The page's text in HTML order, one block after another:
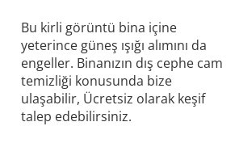
Bu kirli görüntü bina içine
yeterince güneş ışığı alımını da
engeller. Binanızın dış cephe cam
temizliği konusunda bize
ulaşabilir, Ücretsiz olarak keşif
talep edebilirsiniz.